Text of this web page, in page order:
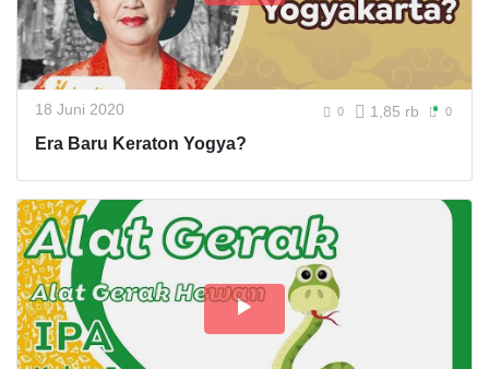
18 Juni 2020 0 1,85 rb 0
Era Baru Keraton Yogya?